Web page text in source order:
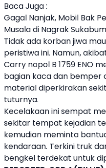
Baca Juga :
Gagal Nanjak, Mobil Bak
Musala di Nagrak
Tidak ada korban jiwa
peristiwa ini. Namun,
Carry nopol B 1759 ENO
bagian kaca dan bemper
material diperkirakan
tuturnya.
Kecelakaan ini sempat
sekitar tempat kejadian
kemudian meminta
kendaraan. Terkini truk
bengkel terdekat untuk